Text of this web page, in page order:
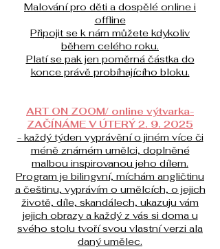
Malování pro děti a dospělé online i
offline
Připojit se k nám můžete kdykoliv
během celého roku.
Platí se pak jen poměrná částka do
konce právě probíhajícího bloku.
ART ON ZOOM/ online výtvarka-
ZAČÍNÁME V ÚTERÝ 2. 9. 2025
- každý týden vyprávění o jiném více či
méně známém umělci, doplněné
malbou inspirovanou jeho dílem.
Program je bilingvní, míchám angličtinu
a češtinu, vyprávím o umělcích, o jejich
životě, díle, skandálech, ukazuju vám
jejich obrazy a každý z vás si doma u
svého stolu tvoří svou vlastní verzi ala
daný umělec.